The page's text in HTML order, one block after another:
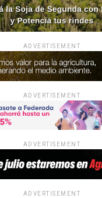
ADVERTISEMENT
ADVERTISEMENT
ADVERTISEMENT
ADVERTISEMENT